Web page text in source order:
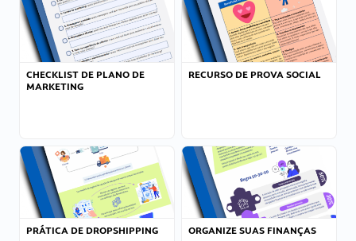
CHECKLIST DE PLANO DE
MARKETING
RECURSO DE PROVA SOCIAL
PRÁTICA DE DROPSHIPPING ORGANIZE SUAS FINANÇAS